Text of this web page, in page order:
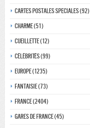
Cartes postales speciales (92)
Charme (51)
Cueillette (12)
Célébrités (99)
Europe (1235)
Fantaisie (73)
France (2404)
Gares de france (45)